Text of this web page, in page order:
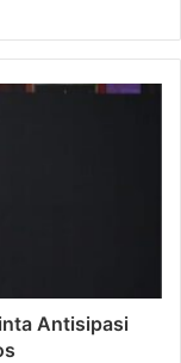
Antisipasi